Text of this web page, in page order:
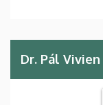
Dr. Pál Vivien